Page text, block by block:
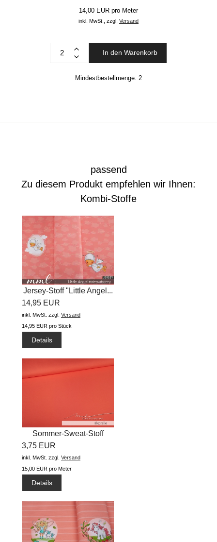
14,00 EUR pro Meter
inkl. MwSt., zzgl. Versand
In den Warenkorb
Mindestbestellmenge: 2
passend
Zu diesem Produkt empfehlen wir Ihnen:
Kombi-Stoffe
Jersey-Stoff "Little Angel...
14,95 EUR
inkl. MwSt. zzgl. Versand
14,95 EUR pro Stück
Details
Sommer-Sweat-Stoff
"Basic uni...
3,75 EUR
inkl. MwSt. zzgl. Versand
15,00 EUR pro Meter
Details